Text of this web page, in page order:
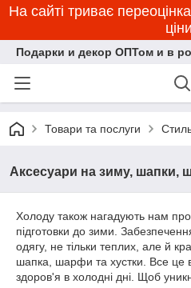
На сайті триває
ціни
Подарки и декор ОПТом и в
Товари та послуги
Аксесуари на зиму, шапки,
Холоду також нагадують нам про
підготовки до зими.
одягу, не тільки теплих, але й
шапка, шарфи та хустки. Все це
здоров'я в холодні дні. Щоб